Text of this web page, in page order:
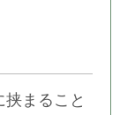
まること